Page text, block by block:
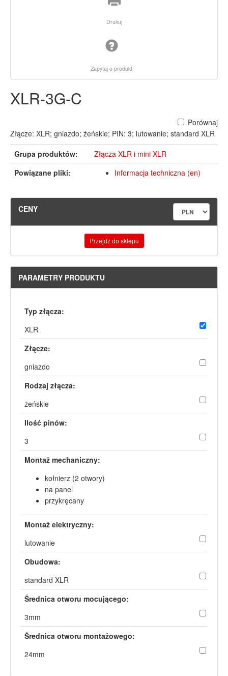
Drukuj
Zapytaj o produkt
XLR-3G-C
Porównaj
Złącze: XLR; gniazdo; żeńskie; PIN: 3; lutowanie; standard XLR
Grupa produktów:
Złącza XLR i mini XLR
Powiązane pliki:
Informacja techniczna (en)
CENY
Przejdź do sklepu
PARAMETRY PRODUKTU
Typ złącza:
XLR
Złącze:
gniazdo
Rodzaj złącza:
żeńskie
Ilość pinów:
3
Montaż mechaniczny:
kołnierz (2 otwory)
na panel
przykręcany
Montaż elektryczny:
lutowanie
Obudowa:
standard XLR
Średnica otworu mocującego:
3mm
Średnica otworu montażowego:
24mm